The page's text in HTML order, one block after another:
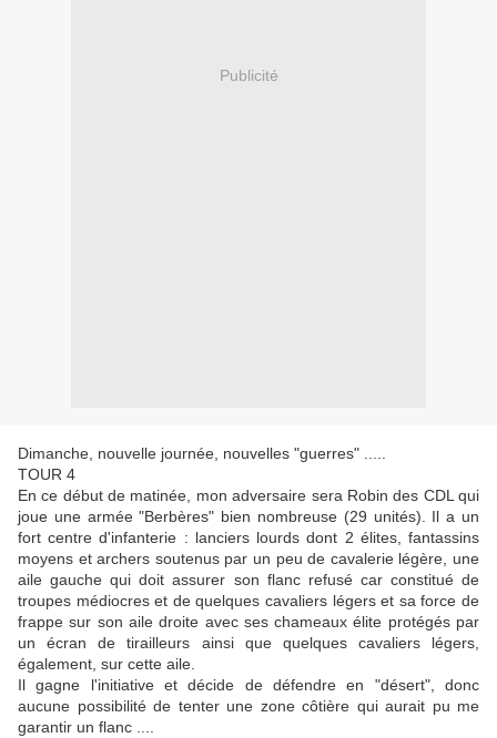
Publicité
Dimanche, nouvelle journée, nouvelles "guerres" .....
TOUR 4
En ce début de matinée, mon adversaire sera Robin des CDL qui
joue une armée "Berbères" bien nombreuse (29 unités). Il a un
fort centre d'infanterie : lanciers lourds dont 2 élites, fantassins
moyens et archers soutenus par un peu de cavalerie légère, une
aile gauche qui doit assurer son flanc refusé car constitué de
troupes médiocres et de quelques cavaliers légers et sa force de
frappe sur son aile droite avec ses chameaux élite protégés par
un écran de tirailleurs ainsi que quelques cavaliers légers,
également, sur cette aile.
Il gagne l'initiative et décide de défendre en "désert", donc
aucune possibilité de tenter une zone côtière qui aurait pu me
garantir un flanc ....